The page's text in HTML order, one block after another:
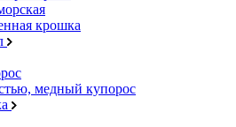
крошка
медный купорос